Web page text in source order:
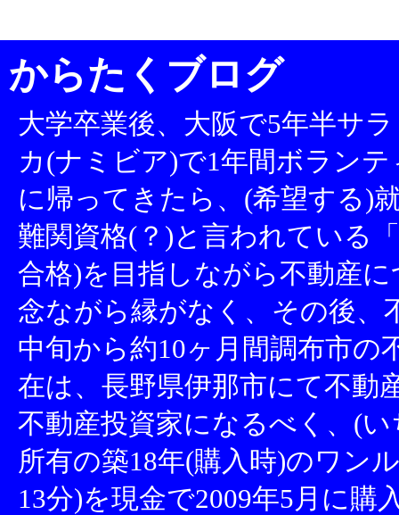
からたくブログ
大学卒業後、大阪で5年半サ
カ(ナミビア)で1年間ボラン
に帰ってきたら、(希望する)
難関資格(？)と言われている
合格)を目指しながら不動産
念ながら縁がなく、その後、
中旬から約10ヶ月間調布市の
在は、長野県伊那市にて不動
不動産投資家になるべく、(
所有の築18年(購入時)のワン
13分)を現金で2009年5月に購